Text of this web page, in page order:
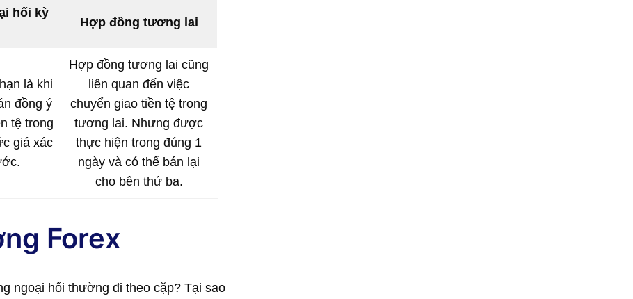
hối kỳ
Hợp đồng tương lai
là khi
đồng ý
tệ trong
giá xác
Hợp đồng tương lai cũng
liên quan đến việc
chuyển giao tiền tệ trong
tương lai. Nhưng được
thực hiện trong đúng 1
ngày và có thể bán lại
cho bên thứ ba.
Forex
ngoại hối thường đi theo cặp? Tại sao